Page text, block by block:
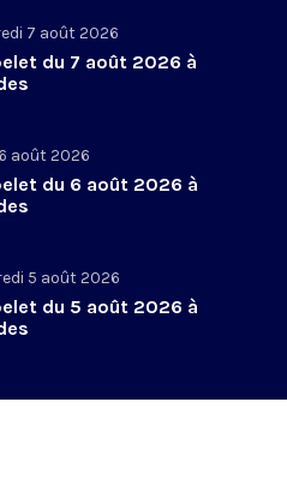
7 août 2026
du 7 août 2026 à
août 2026
du 6 août 2026 à
5 août 2026
du 5 août 2026 à